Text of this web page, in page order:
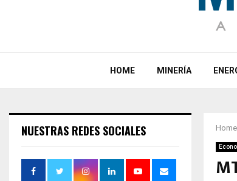
HOME MINERÍA
Home
NUESTRAS REDES SOCIALES